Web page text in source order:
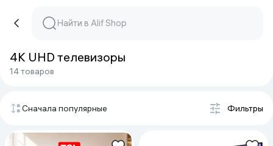
4K UHD телевизоры
14 товаров
Сначала популярные Фильтры